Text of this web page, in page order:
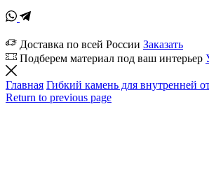
Доставка по всей России Заказать
Подберем материал под ваш интерьер
Главная Гибкий камень для внутренней
Return to previous page